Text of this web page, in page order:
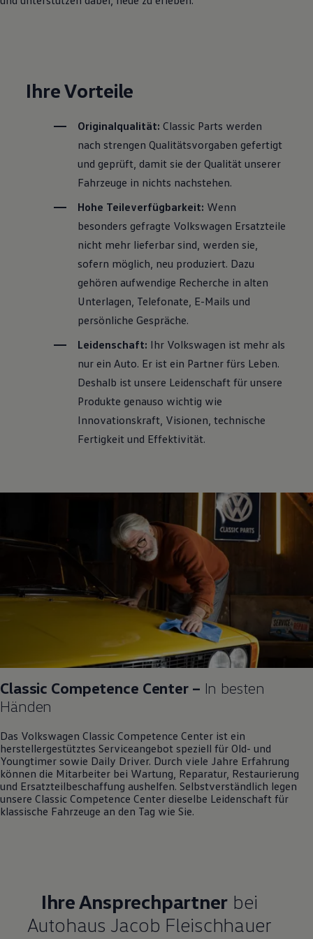
Motorenöl und Flüssigkeiten
Modellspezifisches Zubehör
Schutz und Pflege
Entertainment und Elektronik
Individualisieren
Wallbox und Ladekabel
Digitale Extras
Dienste für Ihr Modell finden
Volkswagen Apps, Login und Shop
Updates für Software, Karten und Radio
Über Ihr Auto
Kundeninformationen
Volkswagen Kundenbetreuung
Assistenzsysteme
Digitale Betriebsanleitung
Magazin
Lifestyle
Transport
Familie
Elektromobilität
Volkswagen R
Pannen- und Unfallhilfe
Volkswagen Kundenbetreuung
Ihre Vorteile
Originalqualität: Classic Parts werden
nach strengen Qualitätsvorgaben gefertigt
und geprüft, damit sie der Qualität unserer
Fahrzeuge in nichts nachstehen.
Hohe Teileverfügbarkeit: Wenn
besonders gefragte Volkswagen Ersatzteile
nicht mehr lieferbar sind, werden sie,
sofern möglich, neu produziert. Dazu
gehören aufwendige Recherche in alten
Unterlagen, Telefonate, E-Mails und
persönliche Gespräche.
Leidenschaft: Ihr Volkswagen ist mehr als
nur ein Auto. Er ist ein Partner fürs Leben.
Deshalb ist unsere Leidenschaft für unsere
Produkte genauso wichtig wie
Innovationskraft, Visionen, technische
Fertigkeit und Effektivität.
Classic Competence Center – In besten
Händen
Das Volkswagen Classic Competence Center ist ein
herstellergestütztes Serviceangebot speziell für Old- und
Youngtimer sowie Daily Driver. Durch viele Jahre Erfahrung
können die Mitarbeiter bei Wartung, Reparatur, Restaurierung
und Ersatzteilbeschaffung aushelfen. Selbstverständlich legen
unsere Classic Competence Center dieselbe Leidenschaft für
klassische Fahrzeuge an den Tag wie Sie.
Ihre Ansprechpartner bei
Autohaus Jacob Fleischhauer